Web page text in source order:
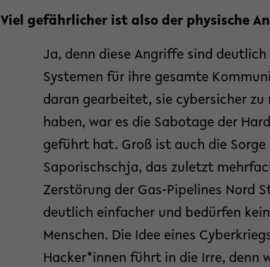
Viel gefährlicher ist also der physische
Ja, denn diese Angriffe sind
Systemen für ihre gesamte
daran gearbeitet, sie cybersicher
haben, war es die Sabotage der
geführt hat. Groß ist auch die
Saporischschja, das zuletzt
Zerstörung der Gas-Pipelines Nord
deutlich einfacher und bedürfen
Menschen. Die Idee eines
Hacker*innen führt in die Irre, denn